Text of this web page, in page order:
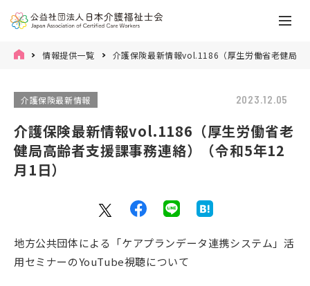
情報提供一覧 介護保険最新情報vol.1186（厚生労働省老健局
介護保険最新情報 2023.12.05
介護保険最新情報vol.1186（厚生労働省老
健局高齢者支援課事務連絡）（令和5年12
月1日）
地方公共団体による「ケアプランデータ連携システム」活
用セミナーのYouTube視聴について